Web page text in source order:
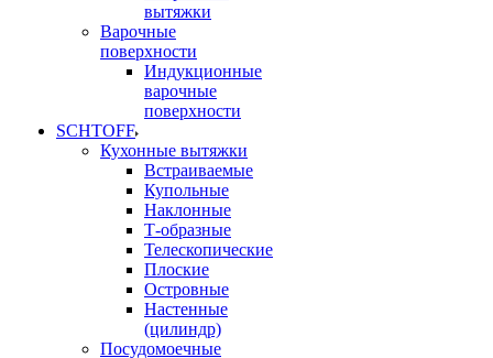
вытяжки
Варочные
поверхности
Индукционные
варочные
поверхности
SCHTOFF
Кухонные вытяжки
Встраиваемые
Купольные
Наклонные
Т-образные
Телескопические
Плоские
Островные
Настенные
(цилиндр)
Посудомоечные